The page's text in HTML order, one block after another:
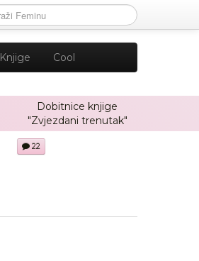
Knjige Cool
Dobitnice knjige
"Zvjezdani trenutak"
22